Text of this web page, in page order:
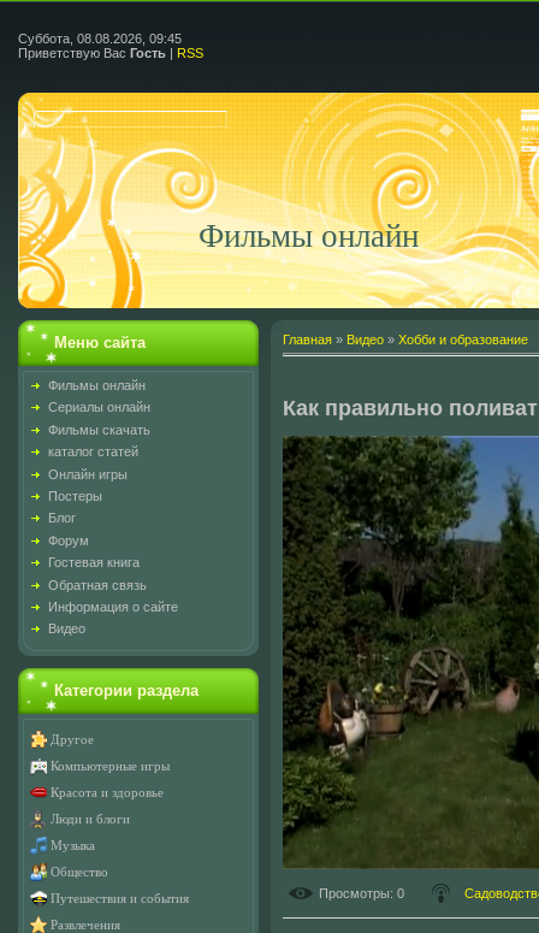
Суббота, 08.08.2026, 09:45
Приветствую Вас Гость | RSS
Фильмы онлайн
Меню сайта
Фильмы онлайн
Сериалы онлайн
Фильмы скачать
каталог статей
Онлайн игры
Постеры
Блог
Форум
Гостевая книга
Обратная связь
Информация о сайте
Видео
Категории раздела
Другое
Компьютерные игры
Красота и здоровье
Люди и блоги
Музыка
Общество
Путешествия и события
Развлечения
Главная » Видео » Хобби и образование
Как правильно
Просмотры: 0